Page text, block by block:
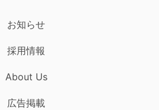
お知らせ
採用情報
About Us
広告掲載